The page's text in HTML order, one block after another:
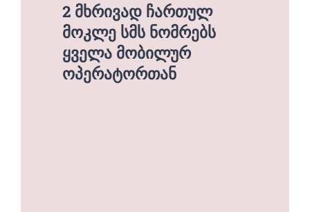
2 მხრივად ჩართულ
მოკლე სმს ნომრებს
ყველა მობილურ
ოპერატორთან